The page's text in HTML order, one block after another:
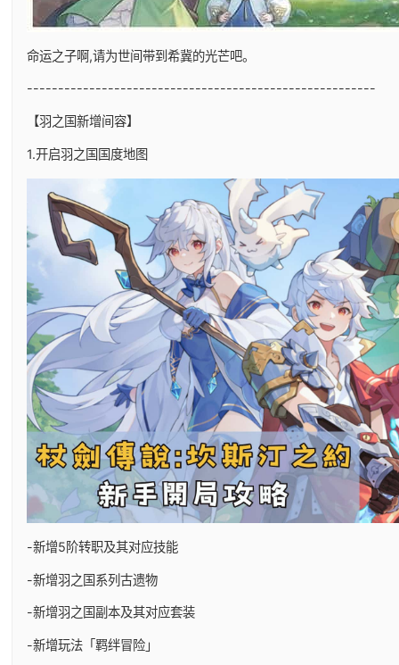
命运之子啊,请为世间带到希冀的光芒吧。
--------------------------------------------------------
【羽之国新增间容】
1.开启羽之国国度地图
-新增5阶转职及其对应技能
-新增羽之国系列古遗物
-新增羽之国副本及其对应套装
-新增玩法「羁绊冒险」